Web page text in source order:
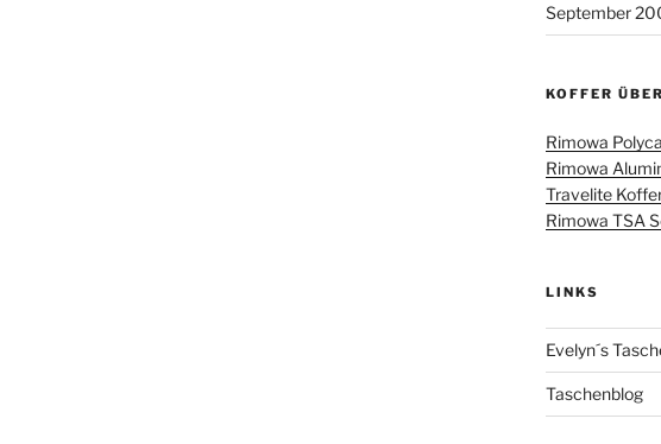
September
KOFFER
Rimowa
Rimowa
Travelite
Rimowa TSA
LINKS
Evelyn´s
Taschenblog